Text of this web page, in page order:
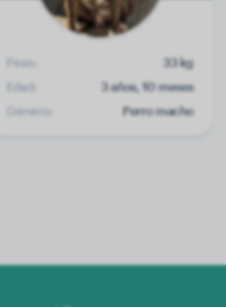
Peso:
33 kg
Edad:
3 años, 10 meses
Género:
Perro macho